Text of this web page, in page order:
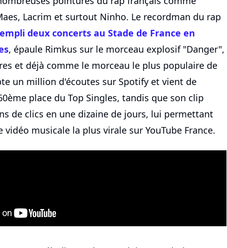
Lacrim et surtout Ninho. Le recordman du rap
deux concerts au Stade de France en
, épaule Rimkus sur le morceau explosif "Danger",
et déjà comme le morceau le plus populaire de
un million d'écoutes sur Spotify et vient de
place du Top Singles, tandis que son clip
de clics en une dizaine de jours, lui permettant
vidéo musicale la plus virale sur YouTube France.